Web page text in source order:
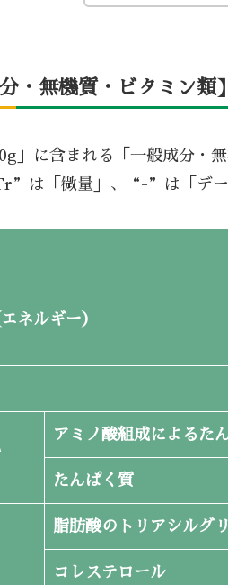
分・無機質・ビタミン類
」に含まれる「一般成分・
は「微量」、“-”は「デー
ネルギー）
アミノ酸組成によるた
たんぱく質
脂肪酸のトリアシルグ
コレステロール